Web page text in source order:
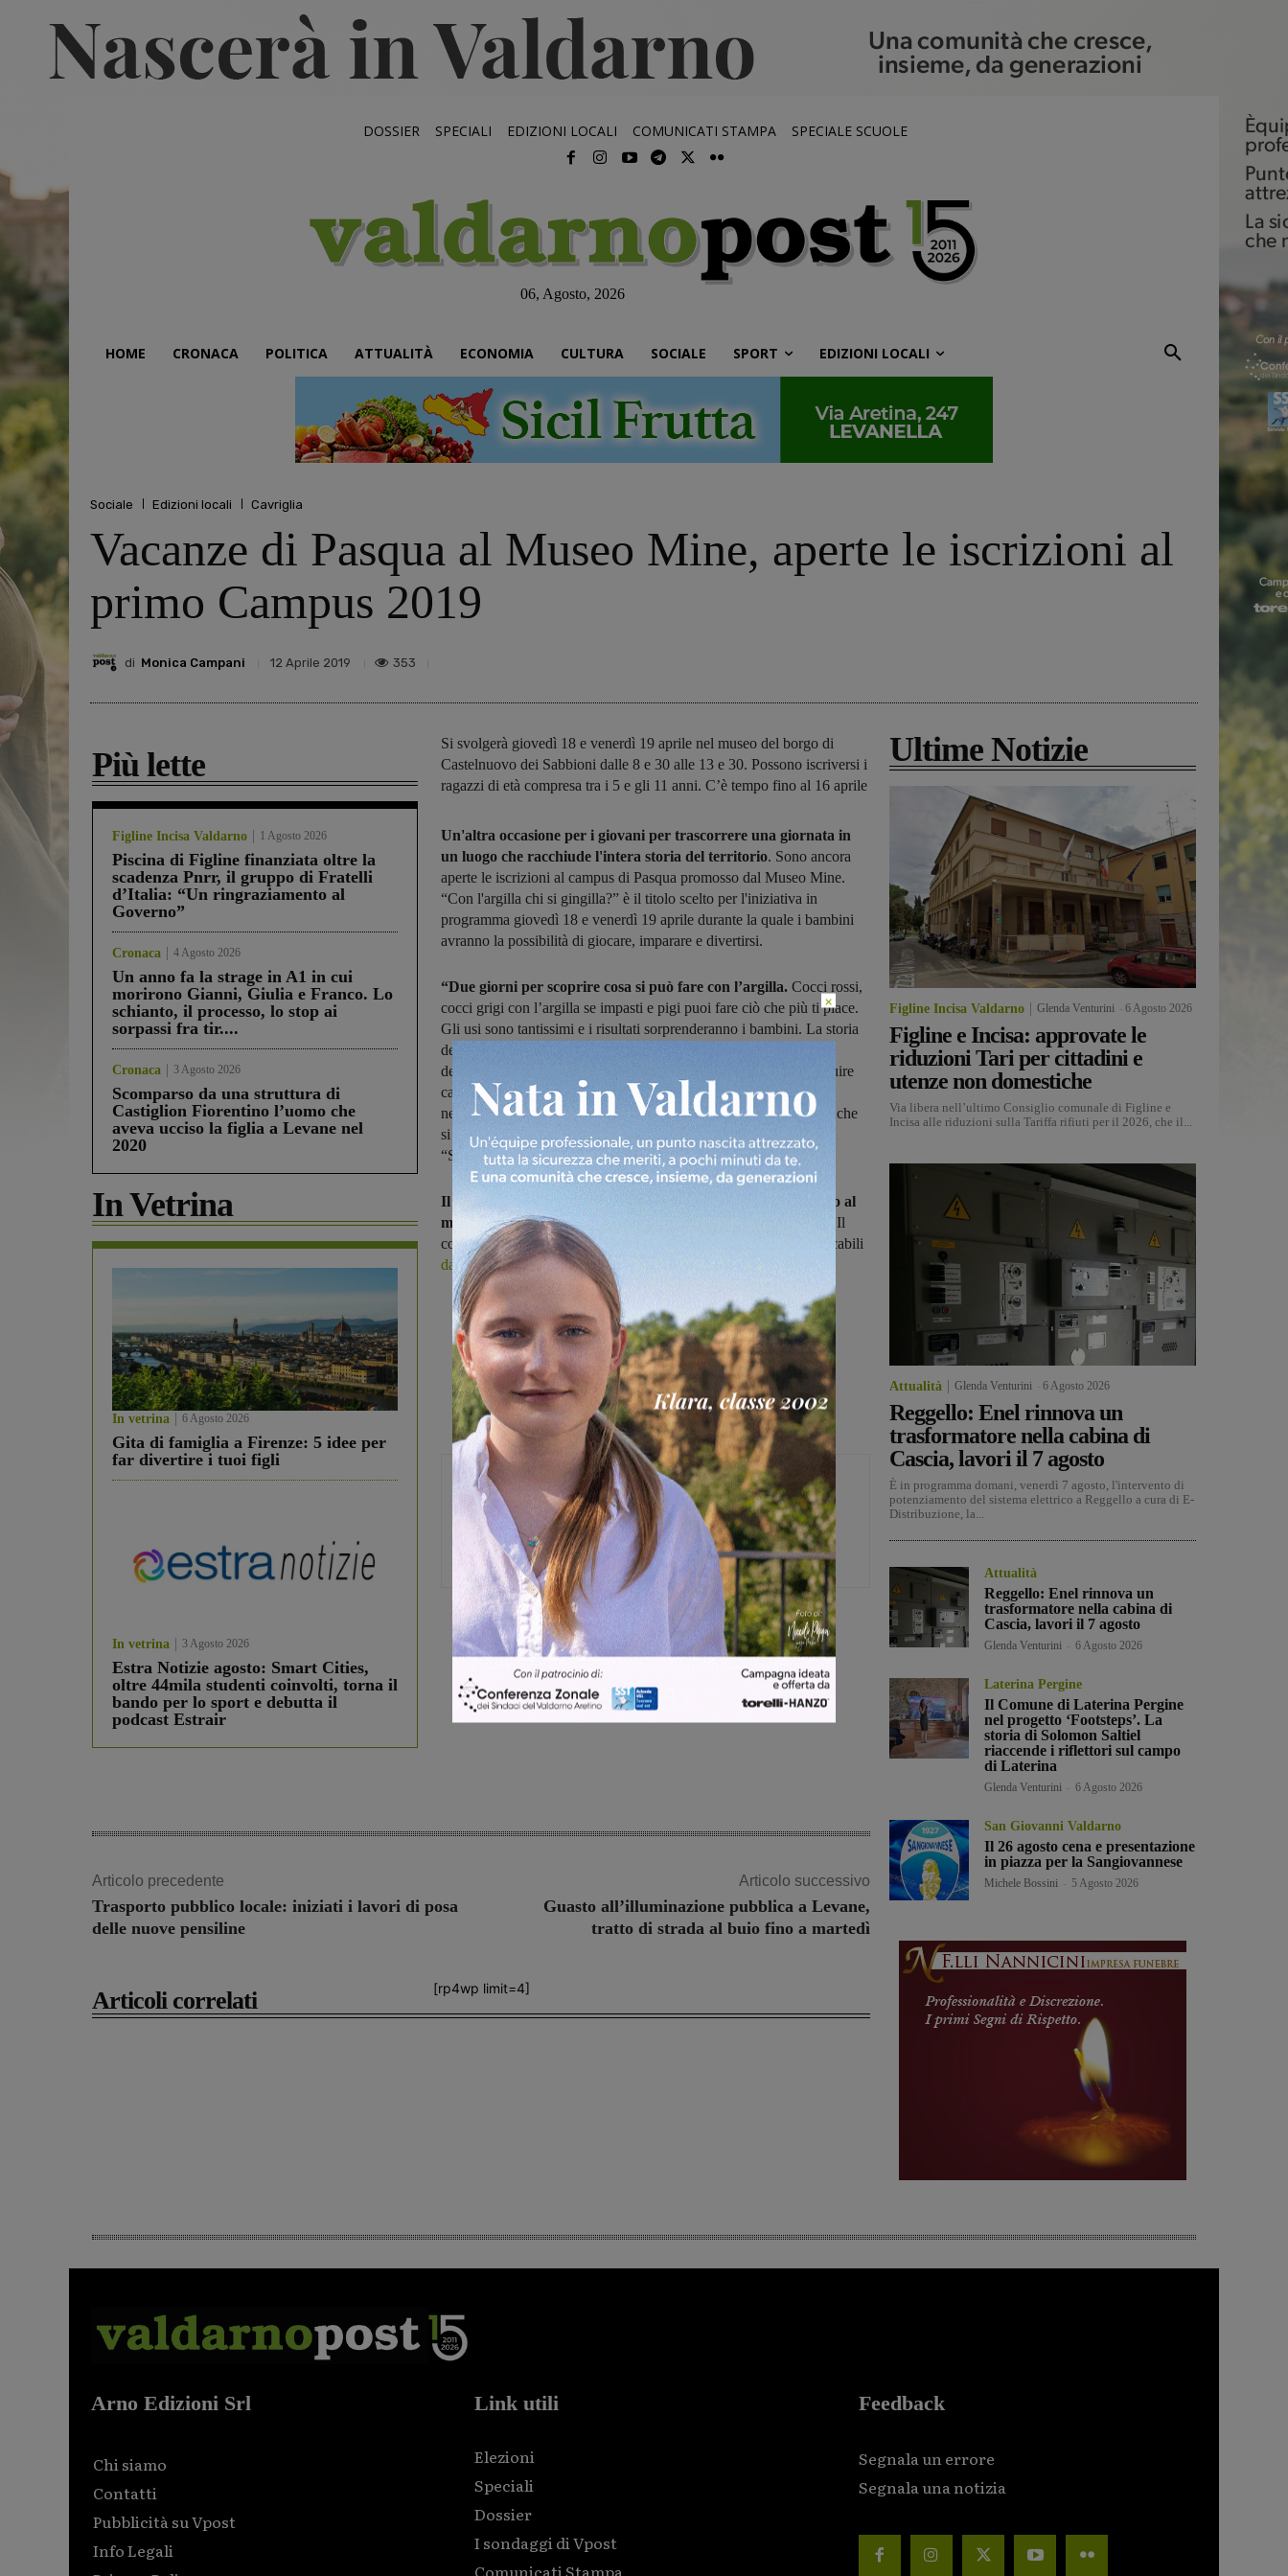
DOSSIER SPECIALI EDIZIONI LOCALI COMUNICATI STAMPA SPECIALE SCUOLE
06, Agosto, 2026
HOME CRONACA POLITICA ATTUALITÀ ECONOMIA CULTURA SOCIALE SPORT EDIZIONI LOCALI
Sociale Edizioni locali Cavriglia
Vacanze di Pasqua al Museo Mine, aperte le iscrizioni al
primo Campus 2019
di Monica Campani 12 Aprile 2019 353
Più lette
Figline Incisa Valdarno 1 Agosto 2026
Piscina di Figline finanziata oltre la
scadenza Pnrr, il gruppo di Fratelli
d’Italia: “Un ringraziamento al
Governo”
Cronaca 4 Agosto 2026
Un anno fa la strage in A1 in cui
morirono Gianni, Giulia e Franco. Lo
schianto, il processo, lo stop ai
sorpassi fra tir....
Cronaca 3 Agosto 2026
Scomparso da una struttura di
Castiglion Fiorentino l’uomo che
aveva ucciso la figlia a Levane nel
2020
In Vetrina
In vetrina 6 Agosto 2026
Gita di famiglia a Firenze: 5 idee per
far divertire i tuoi figli
In vetrina 3 Agosto 2026
Estra Notizie agosto: Smart Cities,
oltre 44mila studenti coinvolti, torna il
bando per lo sport e debutta il
podcast Estrair
Si svolgerà giovedì 18 e venerdì 19 aprile nel museo del borgo di
Castelnuovo dei Sabbioni dalle 8 e 30 alle 13 e 30. Possono iscriversi i
ragazzi di età compresa tra i 5 e gli 11 anni. C’è tempo fino al 16 aprile
Un'altra occasione per i giovani per trascorrere una giornata in
un luogo che racchiude l'intera storia del territorio. Sono ancora
aperte le iscrizioni al campus di Pasqua promosso dal Museo Mine.
“Con l'argilla chi si gingilla?” è il titolo scelto per l'iniziativa in
programma giovedì 18 e venerdì 19 aprile durante la quale i bambini
avranno la possibilità di giocare, imparare e divertirsi.
“Due giorni per scoprire cosa si può fare con l’argilla. Cocci rossi,
cocci grigi con l’argilla se impasti e pigi puoi fare ciò che più ti piace.
Gli usi sono tantissimi e i risultati sorprenderanno i bambini. La storia
dell’argilla va di pari passo con quella dell’uomo; tutti i popoli
dell’antichità ne conoscevano le grandi proprietà. Usata per costruire
case e palazzi, l’argilla ha avuto un ruolo importante anche
nell'invenzione della scrittura. Tantissimi sono ancora oggi gli usi che
si fanno dell’argilla. Dalle nostre parti molti la chiamano il
“Sabbione”…e questa è una delle tante storie dell’argilla!”.
Il campus, che rientra nella manifestazione regionale “S-passo al
museo”,è rivolto ai bambini di età compresa fra i 5 e gli 11 anni. Il
costo è di € 3.00 al giorno. Informazioni e modulistica sono scaricabili
dal sito del museo.
Monica Campani
Direttore
Share
Articolo precedente
Trasporto pubblico locale: iniziati i lavori di posa
delle nuove pensiline
Articolo successivo
Guasto all’illuminazione pubblica a Levane,
tratto di strada al buio fino a martedì
[rp4wp limit=4]
Articoli correlati
Ultime Notizie
Figline Incisa Valdarno Glenda Venturini 6 Agosto 2026
Figline e Incisa: approvate le
riduzioni Tari per cittadini e
utenze non domestiche
Via libera nell’ultimo Consiglio comunale di Figline e
Incisa alle riduzioni sulla Tariffa rifiuti per il 2026, che il...
Attualità Glenda Venturini 6 Agosto 2026
Reggello: Enel rinnova un
trasformatore nella cabina di
Cascia, lavori il 7 agosto
È in programma domani, venerdì 7 agosto, l'intervento di
potenziamento del sistema elettrico a Reggello a cura di E-
Distribuzione, la...
Attualità
Reggello: Enel rinnova un
trasformatore nella cabina di
Cascia, lavori il 7 agosto
Glenda Venturini 6 Agosto 2026
Laterina Pergine
Il Comune di Laterina Pergine
nel progetto ‘Footsteps’. La
storia di Solomon Saltiel
riaccende i riflettori sul campo
di Laterina
Glenda Venturini 6 Agosto 2026
San Giovanni Valdarno
Il 26 agosto cena e presentazione
in piazza per la Sangiovannese
Michele Bossini 5 Agosto 2026
Arno Edizioni Srl
Chi siamo
Contatti
Pubblicità su Vpost
Info Legali
Link utili
Elezioni
Speciali
Dossier
I sondaggi di Vpost
Comunicati Stampa
Feedback
Segnala un errore
Segnala una notizia
×